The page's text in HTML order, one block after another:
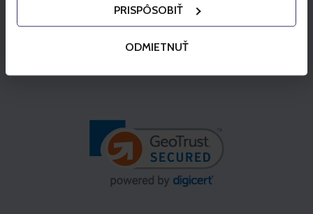
PRISPÔSOBIŤ
ODMIETNUŤ